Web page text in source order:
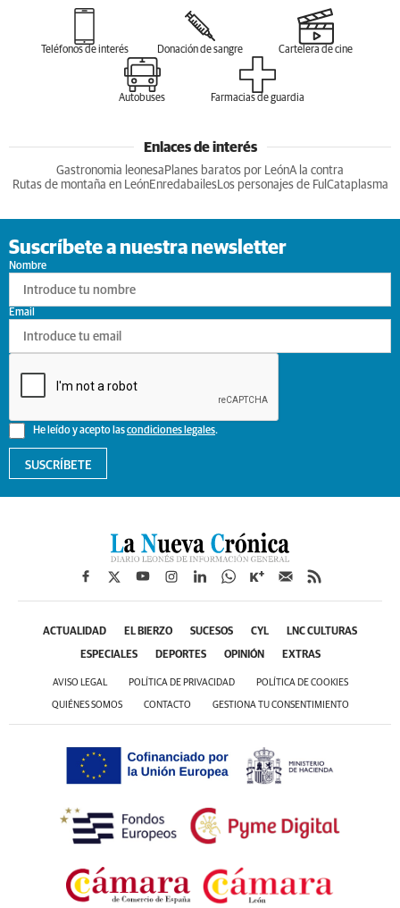
Teléfonos de interés Donación de sangre Cartelera de cine
Autobuses Farmacias de guardia
Enlaces de interés
Gastronomia leonesa Planes baratos por LeónA la contra
Rutas de montaña en LeónEnredabailesLos personajes de Ful Cataplasma
Suscríbete a nuestra newsletter
Nombre
He leído y acepto lascondiciones legales.
Email
SUSCRÍBETE
ACTUALIDAD EL BIERZO SUCESOS CYL LNC CULTURAS
ESPECIALES DEPORTES OPINIÓN EXTRAS
AVISO LEGAL POLÍTICA DE PRIVACIDAD POLÍTICA DE COOKIES
QUIÉNES SOMOS CONTACTO GESTIONA TU CONSENTIMIENTO